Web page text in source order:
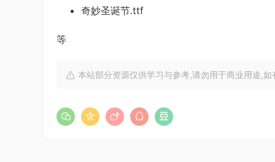
奇妙圣诞节.ttf
等
本站部分资源仅供学习与参考,请勿用于商业用途,